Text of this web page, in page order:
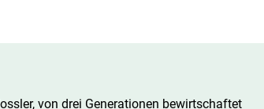
von drei Generationen bewirtschaftet